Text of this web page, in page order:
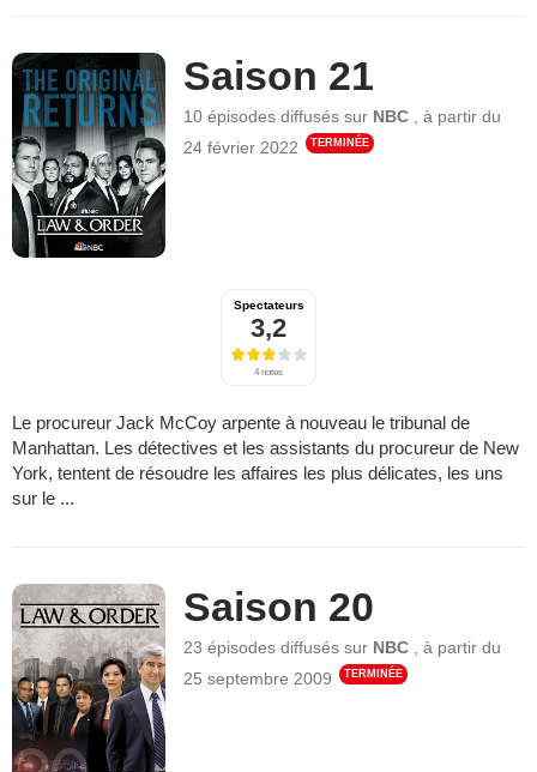
Saison 21
10 épisodes diffusés sur NBC ,à partir du
24 février 2022
TERMINÉE
Spectateurs
3,2
4 notes
Le procureur Jack McCoy arpente à nouveau le tribunal de
Manhattan. Les détectives et les assistants du procureur de New
York, tentent de résoudre les affaires les plus délicates, les uns
sur le ...
Saison 20
23 épisodes diffusés sur NBC ,à partir du
25 septembre 2009
TERMINÉE